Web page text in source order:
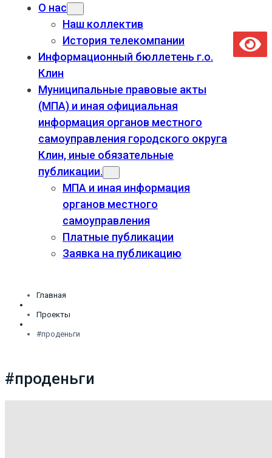
О нас
Наш коллектив
История телекомпании
Информационный бюллетень г.о.
Клин
Муниципальные правовые акты
(МПА) и иная официальная
информация органов местного
самоуправления городского округа
Клин, иные обязательные
публикации.
МПА и иная информация
органов местного
самоуправления
Платные публикации
Заявка на публикацию
Главная
Проекты
#проденьги
#проденьги